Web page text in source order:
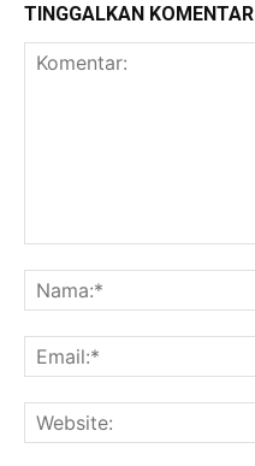
TINGGALKAN KOMENTAR